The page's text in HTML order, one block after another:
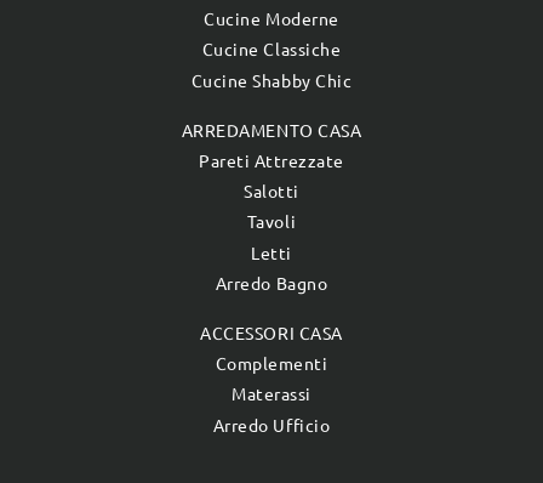
Cucine Moderne
Cucine Classiche
Cucine Shabby Chic
ARREDAMENTO CASA
Pareti Attrezzate
Salotti
Tavoli
Letti
Arredo Bagno
ACCESSORI CASA
Complementi
Materassi
Arredo Ufficio